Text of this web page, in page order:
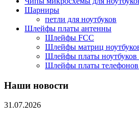
Шарниры
петли для ноутбуков
Шлейфы платы антенны
Шлейфы FCC
Шлейфы матриц
Шлейфы платы ноутбуков
Шлейфы платы
Наши новости
31.07.2026